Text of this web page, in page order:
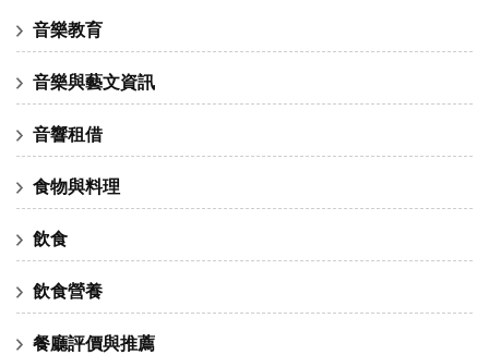
音樂教育
音樂與藝文資訊
音響租借
食物與料理
飲食
飲食營養
餐廳評價與推薦